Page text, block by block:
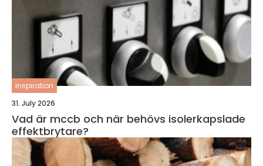
inspiration
31. July 2026
Vad är mccb och när behövs isolerkapslade
effektbrytare?